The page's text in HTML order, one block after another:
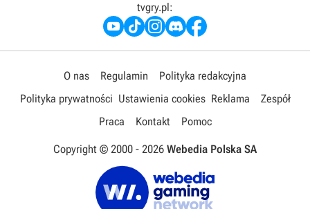
tvgry.pl:
O nas Regulamin
Polityka redakcyjna
Polityka prywatności Ustawienia cookies Reklama
Zespół
Praca
Kontakt Pomoc
Copyright © 2000 - 2026 Webedia Polska SA